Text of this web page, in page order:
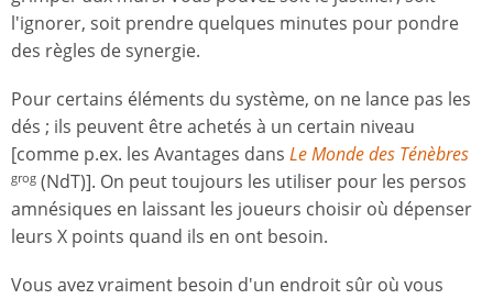
l'ignorer, soit prendre quelques minutes pour pondre
des règles de synergie.
Pour certains éléments du système, on ne lance pas les
dés ; ils peuvent être achetés à un certain niveau
[comme p.ex. les Avantages dans Le Monde des Ténèbres
grog (NdT)]. On peut toujours les utiliser pour les persos
amnésiques en laissant les joueurs choisir où dépenser
leurs X points quand ils en ont besoin.
Vous avez vraiment besoin d'un endroit sûr où vous